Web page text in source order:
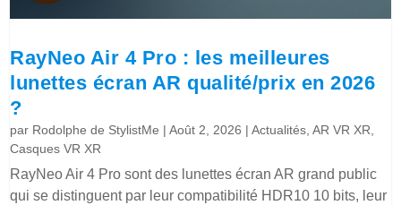
RayNeo Air 4 Pro : les meilleures
lunettes écran AR qualité/prix en 2026
?
par Rodolphe de StylistMe |Août 2, 2026 |Actualités,AR VR XR,
Casques VR XR
RayNeo Air 4 Pro sont des lunettes écran AR grand public
qui se distinguent par leur compatibilité HDR10 10 bits, leur